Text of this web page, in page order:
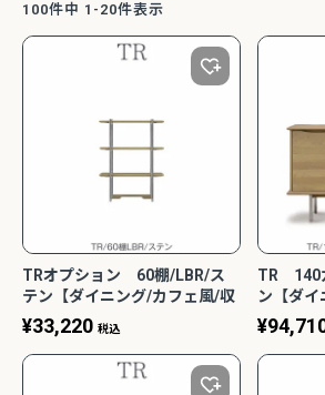
レザーテックス カウチソフ
トマン分離型自由レイアウ
ォーム ラグジュアリー 関家
具
3
を楽しみたい】 ピグレットシリ
リビング学習
設計のスリム
100件中 1 - 20件表示
TRオプション 60棚/LBR/ス
テン【ダイニング/カフェ風/収
納/サンキコーポレーション】
¥33,220 税込
TR 140
ン【ダ
納/サン
¥